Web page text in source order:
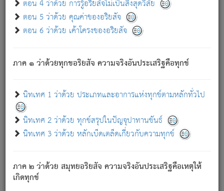
ตอน 4 ว่าด้วย การรู้อริยสัจไม่เป็นสิ่งสุดวิสัย
ตอน 5 ว่าด้วย คุณค่าของอริยสัจ
ตอน 6 ว่าด้วย เค้าโครงของอริยสัจ
ภาค ๑ ว่าด้วยทุกขอริยสัจ ความจริงอันประเสริฐคือทุกข์
นิทเทศ 1 ว่าด้วย ประเภทและอาการแห่งทุกข์ตามหลักทั่วไป
นิทเทศ 2 ว่าด้วย ทุกข์สรุปในปัญจุปาทานขันธ์
นิทเทศ 3 ว่าด้วย หลักเบ็ดเตล็ดเกี่ยวกับความทุกข์
ภาค ๒ ว่าด้วย สมุทยอริยสัจ ความจริงอันประเสริฐคือเหตุให้
เกิดทุกข์
สมณะหรือพราหมณ์เหล่าใด กล่าวความหลุดพ้นจากภพว่า
มีได้เพราะภพ เรากล่าวว่า สมณะหรือพราหมณ์ทั้งปวงนั้น
มิใช่ผู้หลดพ้นจากภพ.
ภพ ว่ามีได้เพราะวิภพ[2]: เรากล่าวว่า สมณะหรือพราหมณ์ทั้ง
ปวงนั้น ก็ยังสลัดภพออกไปไม่ได้.
ก็ทุกข์นี้มีขึ้น เพราะอาศัยซึ่งอุปธิทั้งปวง.
เพราะความสิ้นไปแห่งอุปาทานทั้งปวง ความเกิดขึ้นแห่ง
ทุกข์จึงไม่มี.
ท่านจงดูโลกนี้เถิด (จะเห็นว่า) สัตว์ทั้งหลายอันอวิชาหนา
แน่นบังหนาแล้ว; และว่า สัตว์ผู้ยินดีในภพอันเป็นแล้วนั้น ย่อม
อันเป็นไปในที่หรือเวลาทั้งปวง[3]เพื่อความมีแห่งประโยชน์โดย
ประการทั้งปวง; ภพทั้งหลายทั้งหมดนั้น ไม่เที่ยง เป็นทุกข์ มี
ความแปรปรวนเป็นธรรมดา.